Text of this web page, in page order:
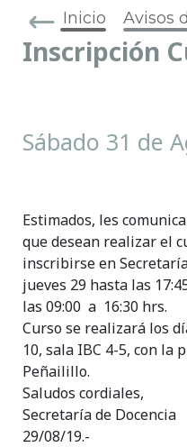
Inicio Avisos
Inscripción
Sábado 31 de
Estimados, les
que desean realizar el
inscribirse en
jueves 29 hasta las
las 09:00 a 16:30 hrs.
Curso se realizará los
10, sala IBC 4-5, con la
Peñailillo.
Saludos cordiales,
Secretaría de Docencia
29/08/19.-